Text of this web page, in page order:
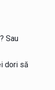
Sau
dori să